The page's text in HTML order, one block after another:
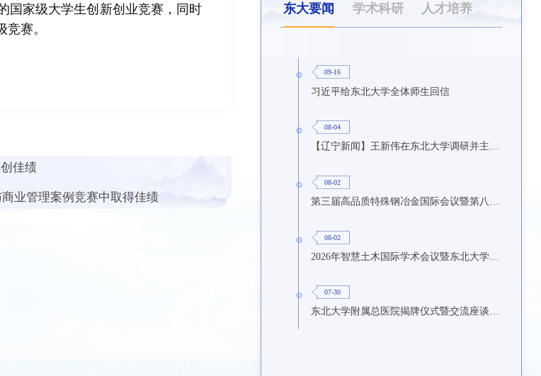
国家级大学生创新创业竞赛，同时
赛。
佳绩
业管理案例竞赛中取得佳绩
东大要闻 学术科研 人才培养
09-16
习近平给东北大学全体师生回信
08-04
【辽宁新闻】王新伟在东北大学调研并主持召开座谈会
08-02
08-02
07-30
东北大学附属总医院揭牌仪式暨交流座谈会举行